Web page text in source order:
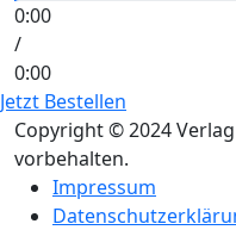
0:00
/
0:00
Jetzt Bestellen
Copyright © 2024
vorbehalten.
Impressum